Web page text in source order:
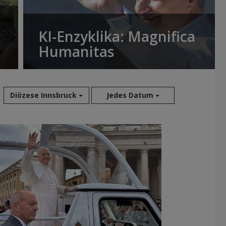
KI-Enzyklika: Magnifica
Humanitas
Diözese Innsbruck Jedes Datum
Aug 2026
Jul 2026
Jun 2026
Mai 2026
Apr 2026
Mär 2026
Feb 2026
Jan 2026